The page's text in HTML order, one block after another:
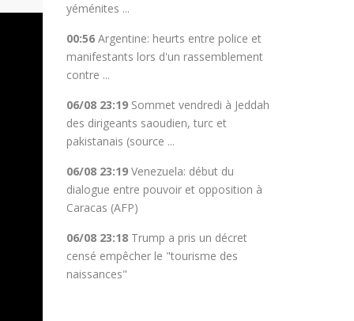
yéménites ...
00:56 Argentine: heurts entre police et
manifestants lors d'un rassemblement
contre ...
06/08 23:19 Sommet vendredi à Jeddah
des dirigeants saoudien, turc et
pakistanais (source ...
06/08 23:19 Venezuela: début du
dialogue entre pouvoir et opposition à
Caracas (AFP)
06/08 23:18 Trump a pris un décret
censé empêcher le "tourisme des
naissances"